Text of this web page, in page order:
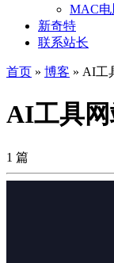
MAC电
新奇特
联系站长
首页 » 博客 » AI工
AI工具
1 篇